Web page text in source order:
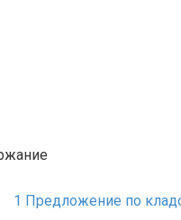
1 Предложение по